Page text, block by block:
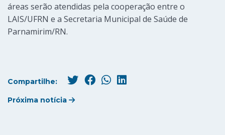
áreas serão atendidas pela cooperação entre o
LAIS/UFRN e a Secretaria Municipal de Saúde de
Parnamirim/RN.
Compartilhe:
Próxima notícia